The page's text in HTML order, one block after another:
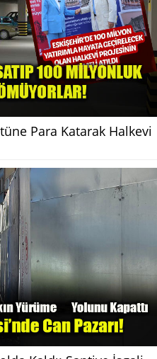
Para Katarak Halkevi